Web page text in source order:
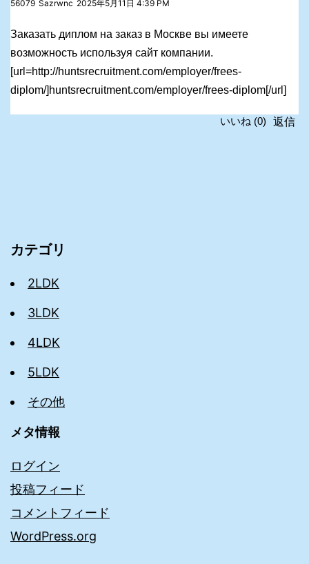
56079 Sazrwnc 2025年5月11日 4:39 PM
Заказать диплом на заказ в Москве вы имеете
возможность используя сайт компании.
[url=http://huntsrecruitment.com/employer/frees-
diplom/]huntsrecruitment.com/employer/frees-diplom[/url]
返信
いいね (0)
カテゴリ
2LDK
3LDK
4LDK
5LDK
その他
メタ情報
ログイン
投稿フィード
コメントフィード
WordPress.org